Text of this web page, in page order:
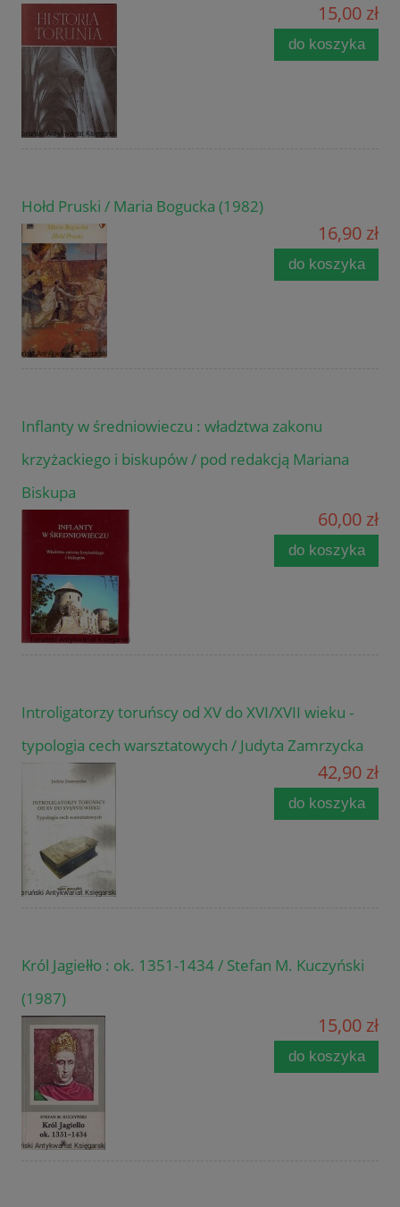
15,00 zł
do koszyka
Hołd Pruski / Maria Bogucka (1982)
16,90 zł
do koszyka
Inflanty w średniowieczu : władztwa zakonu
krzyżackiego i biskupów / pod redakcją Mariana
Biskupa
60,00 zł
do koszyka
Introligatorzy toruńscy od XV do XVI/XVII wieku -
typologia cech warsztatowych / Judyta Zamrzycka
42,90 zł
do koszyka
Król Jagiełło : ok. 1351-1434 / Stefan M. Kuczyński
(1987)
15,00 zł
do koszyka